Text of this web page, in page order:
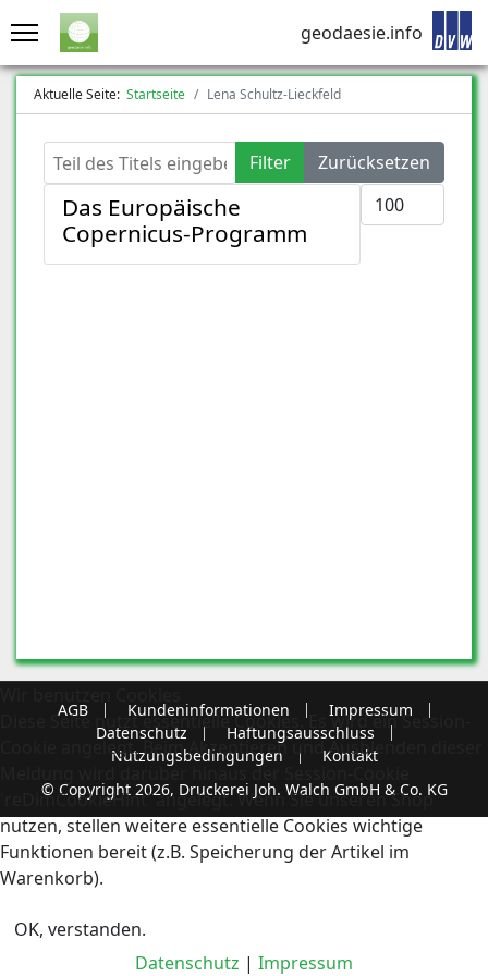
geodaesie.info
Aktuelle Seite: Startseite Lena Schultz-Lieckfeld
Teil des Titels eingeben Filter
Zurücksetzen
Anzeige #
Das Europäische
Copernicus-Programm
AGB Kundeninformationen
Impressum
Datenschutz
Haftungsausschluss
Nutzungsbedingungen
Kontakt
© Copyright 2026, Druckerei Joh. Walch GmbH & Co. KG
Diese Seite nutzt essentielle Cookies. Es wird ein Session-
Cookie angelegt. Beim Akzeptieren und Ausblenden dieser
Meldung wird darüber hinaus der Session-Cookie
'reDimCookieHint' angelegt. Wenn Sie unseren Shop
nutzen, stellen weitere essentielle Cookies wichtige
Funktionen bereit (z.B. Speicherung der Artikel im
Warenkorb).
OK, verstanden.
Datenschutz | Impressum